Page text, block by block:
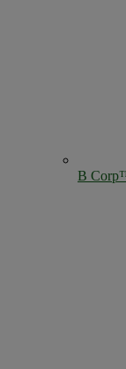
B